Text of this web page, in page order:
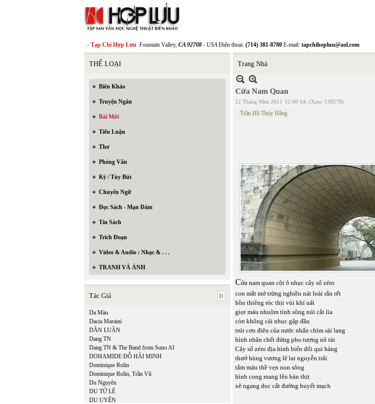
- Tạp Chí Hợp Lưu Fountain Valley, CA 92708 - USAĐiện thoại: (714) 381-8780 E-mail: tapchihopluu@aol.com
THỂ LOẠI
Biên Khảo
Truyện Ngắn
Bài Mới
Tiểu Luận
Thơ
Phỏng Vấn
Ký / Tùy Bút
Chuyển Ngữ
Đọc Sách - Mạn Đàm
Tin Sách
Trích Đoạn
Video & Audio : Nhạc & . . .
TRANH VÀ ẢNH
Tác Giả
Da Màu
Dacia Maraini
DÂN LUẬN
Dang TN
Dang TN & The Band from Suno AI
DOHAMIDE ĐỖ HẢI MINH
Dominique Rolin
Dominique Rolin, Trần Vũ
Du Nguyên
DU TỬ LÊ
DU UYÊN
Trang Nhà
Cửa Nam Quan
12 Tháng Năm 2011 12:00 SA (Xem: 138278)
Trần Hồ Thúy Hằng
Cửa nam quan cột ô nhục cây số zéro
con mắt mở trừng nghiền nát loài rắn rết
hồn thiêng róc thịt vùi khí uất
giọt máu nhuộm tình sông núi cắt lìa
còn không cái nhục gập đầu
trút cơn điên của nước nhấn chìm sài lang
hình nhân chết đứng pho tượng nô tài
Cây số zéro địa hình biến đổi qui hàng
thưở hùng vương lê lai nguyễn trãi
tắm máu thề vẹn non sông
hình cong mang lên bàn thịt
xẽ ngang dọc cắt đường huyết mạch